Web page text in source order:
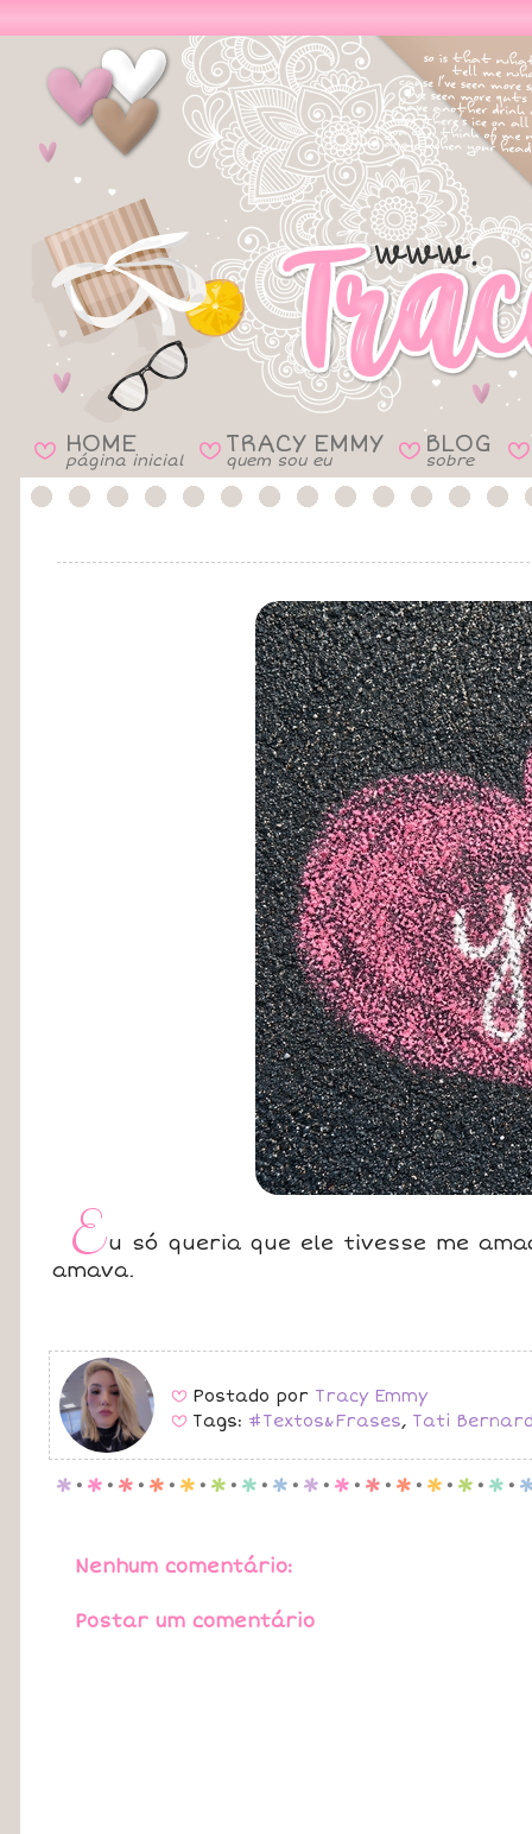
B HOME
página inicial B TRACY EMMY
quem sou eu B BLOG
sobre B
Eu só queria que ele tivesse me
amava.
B Postado por Tracy Emmy
B Tags: #Textos&Frases, Tati
p . p . p . p . p . p . p . p . p . p . p . p . p . p . p .
Nenhum comentário:
Postar um comentário